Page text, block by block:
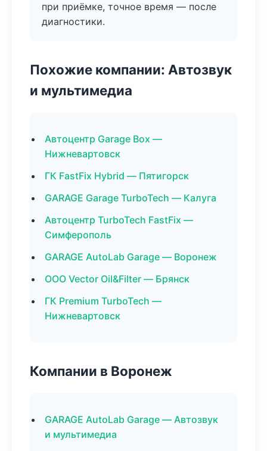
при приёмке, точное время — после
диагностики.
Похожие компании: Автозвук
и мультимедиа
Автоцентр Garage Box —
Нижневартовск
ГК FastFix Hybrid — Пятигорск
GARAGE Garage TurboTech — Калуга
Автоцентр TurboTech FastFix —
Симферополь
GARAGE AutoLab Garage — Воронеж
ООО Vector Oil&Filter — Брянск
ГК Premium TurboTech —
Нижневартовск
Компании в Воронеж
GARAGE AutoLab Garage — Автозвук
и мультимедиа